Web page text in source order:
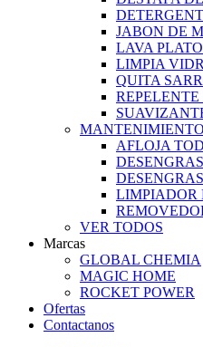
JABON DE
LAVA
LIMPIA
QUITA
MANTENIMIENTO
AFLOJA
LIMPIADOR
VER TODOS
Marcas
GLOBAL CHEMIA
MAGIC HOME
ROCKET POWER
Ofertas
Contactanos